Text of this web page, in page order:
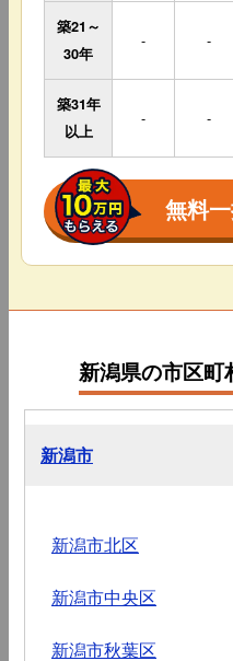
築21～
30年
- -
築31年
以上
- -
無料
新潟県の市区町
新潟市
新潟市北区
新潟市中央区
新潟市秋葉区